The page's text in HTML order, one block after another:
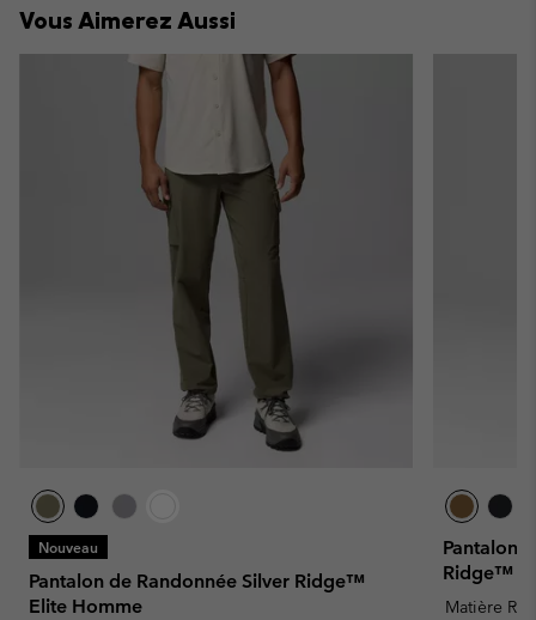
Vous Aimerez Aussi
Nouveau
Pantalon de Randonnée Silver Ridge™
Elite Homme
Pantalon
Ridge™
Matière